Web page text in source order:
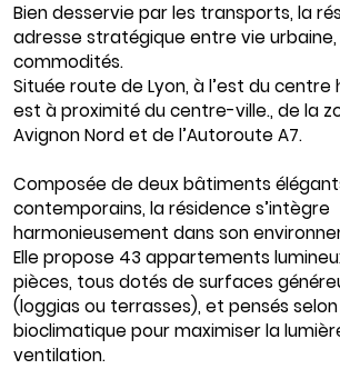
Bien desservie par les transports, la
adresse stratégique entre vie
commodités.
Située route de Lyon, à l’est du centre
est à proximité du centre-ville., de la
Avignon Nord et de l’Autoroute A7.
Composée de deux bâtiments
contemporains, la résidence s’intègre
harmonieusement dans son
Elle propose 43 appartements
pièces, tous dotés de surfaces
(loggias ou terrasses), et pensés
bioclimatique pour maximiser la
ventilation.